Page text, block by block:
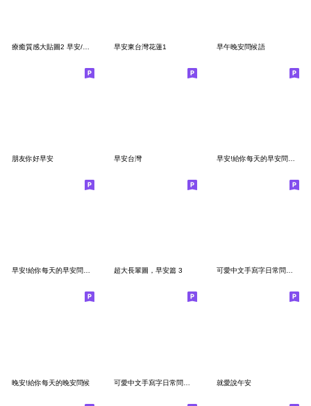
早安東台灣花蓮1 早午晚安問候語
朋友你好早安 早安台灣
早安!給你每天的早安問候 4.0 超大長輩圖，早安篇 3 可愛中文手寫字日常問候7(早安午安晚安)
晚安!給你每天的晚安問候 就愛說午安